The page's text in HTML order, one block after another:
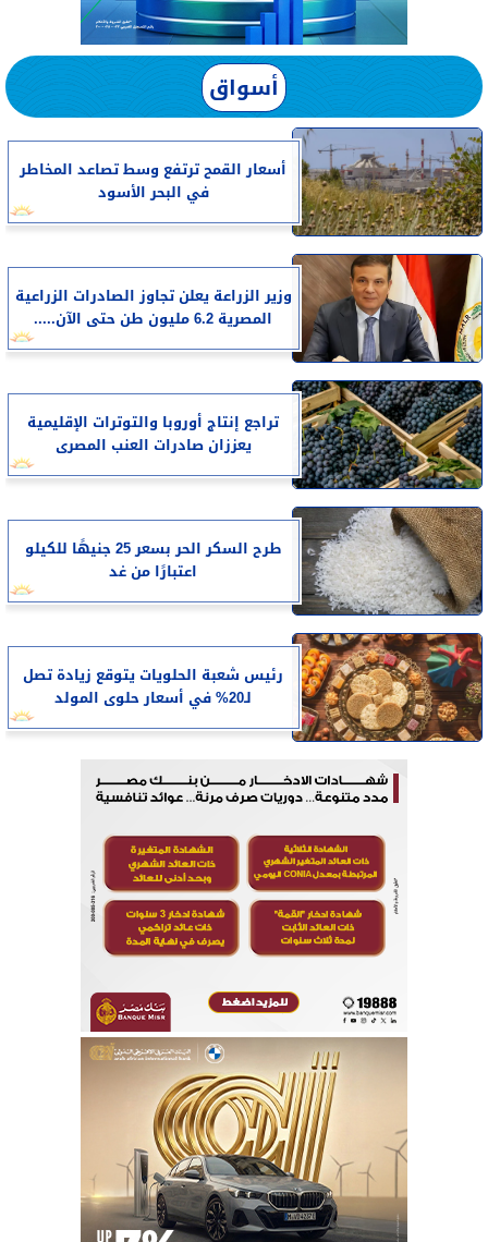
أسواق
أسعار القمح ترتفع وسط تصاعد المخاطر
في البحر الأسود
وزير الزراعة يعلن تجاوز الصادرات الزراعية
المصرية 6.2 مليون طن حتى الآن.....
تراجع إنتاج أوروبا والتوترات الإقليمية
يعززان صادرات العنب المصرى
طرح السكر الحر بسعر 25 جنيهًا للكيلو
اعتبارًا من غد
رئيس شعبة الحلويات يتوقع زيادة تصل
لـ20% في أسعار حلوى المولد